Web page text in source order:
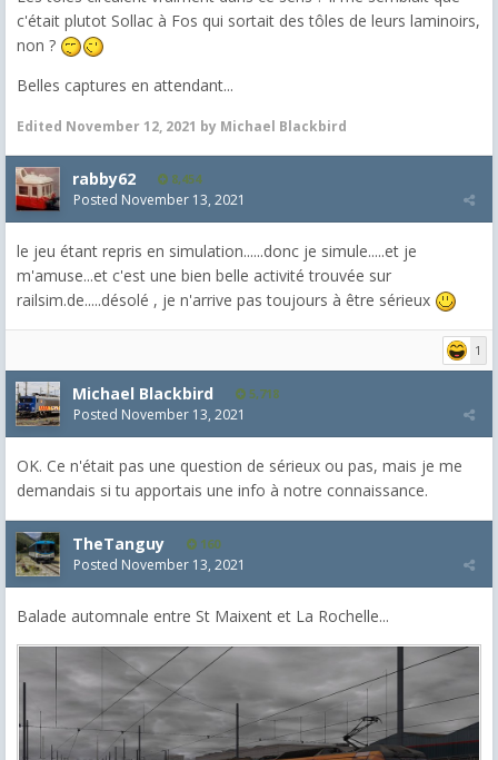
c'était plutot Sollac à Fos qui sortait des tôles de leurs laminoirs,
non ?
Belles captures en attendant...
Edited November 12, 2021 by Michael Blackbird
rabby62 8,454
Posted November 13, 2021
le jeu étant repris en simulation......donc je simule.....et je
m'amuse...et c'est une bien belle activité trouvée sur
railsim.de.....désolé , je n'arrive pas toujours à être sérieux
1
Michael Blackbird 5,718
Posted November 13, 2021
OK. Ce n'était pas une question de sérieux ou pas, mais je me
demandais si tu apportais une info à notre connaissance.
TheTanguy 160
Posted November 13, 2021
Balade automnale entre St Maixent et La Rochelle...